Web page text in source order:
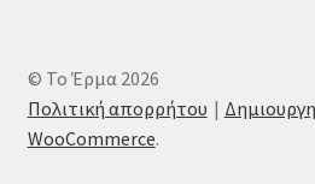
© Το Έρμα 2026
Πολιτική απορρήτου
WooCommerce.